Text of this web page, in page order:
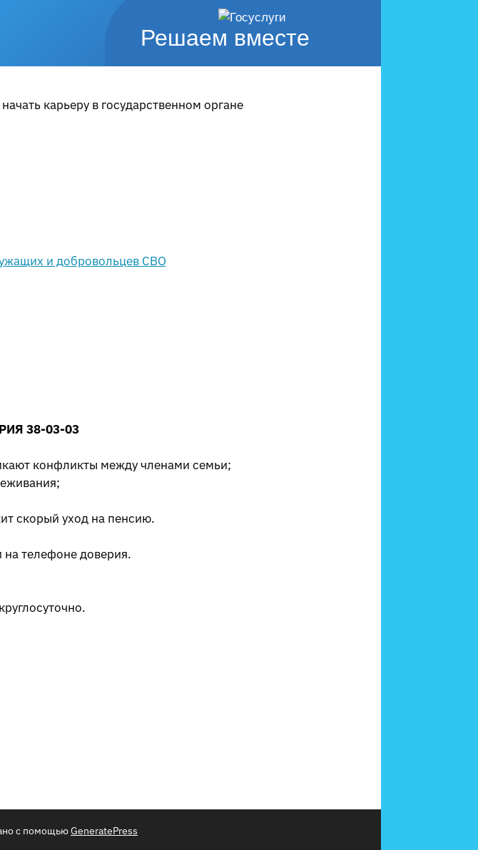
Решаем вместе
карьеру в государственном органе
38-03-03
конфликты между членами семьи;
скорый уход на пенсию.
телефоне доверия.
с помощьюGeneratePress